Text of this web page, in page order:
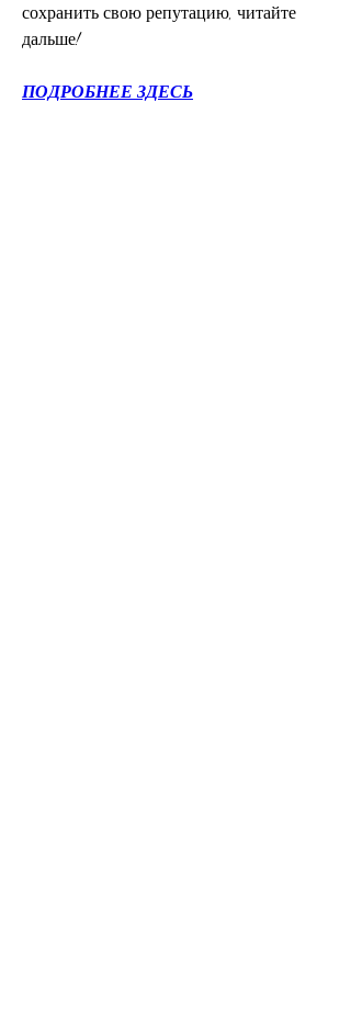
сохранить свою репутацию, читайте
дальше!
ПОДРОБНЕЕ ЗДЕСЬ